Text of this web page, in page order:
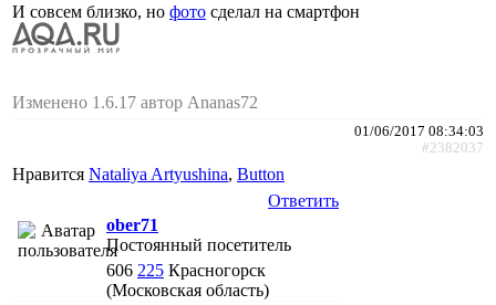
И совсем близко, но фото сделал на смартфон
Изменено 1.6.17 автор Ananas72
01/06/2017 08:34:03
#2382037
Нравится Nataliya Artyushina, Button
Ответить
ober71
Постоянный посетитель
606 225 Красногорск
(Московская область)